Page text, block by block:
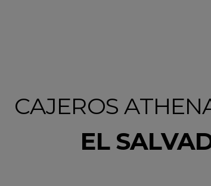
CAJEROS
EL